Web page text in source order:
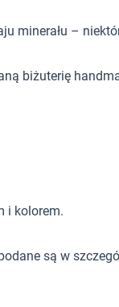
minerału –
biżuterię
i kolorem.
są w